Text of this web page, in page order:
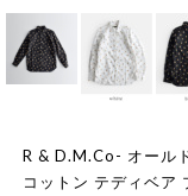
R & D.M.Co- オール
コットン テディベア